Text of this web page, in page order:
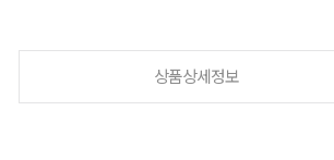
상품상세정보